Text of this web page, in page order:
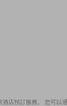
酒店預訂服務。 您可